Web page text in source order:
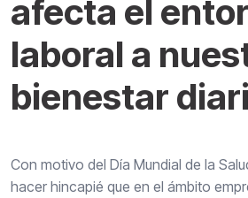
afecta el
laboral a
bienestar
Con motivo del Día Mundial de la
hacer hincapié que en el ámbito